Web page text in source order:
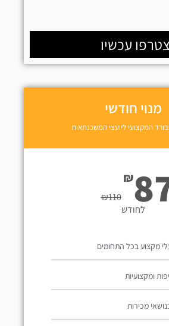
מנוי חודשי
המקצועי ליועצי המשכנתאות
₪110
₪
לחודש
מקצוע בכל התחומים
ומקצועיות
מכירות
עכשיו